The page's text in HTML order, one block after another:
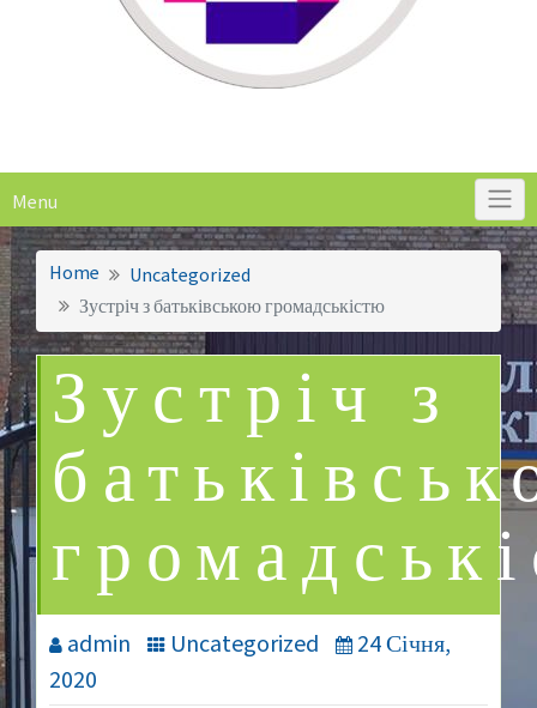
Menu
Home
Uncategorized
Зустріч з батьківською громадськістю
Зустріч з
admin Uncategorized
24 Січня,
2020